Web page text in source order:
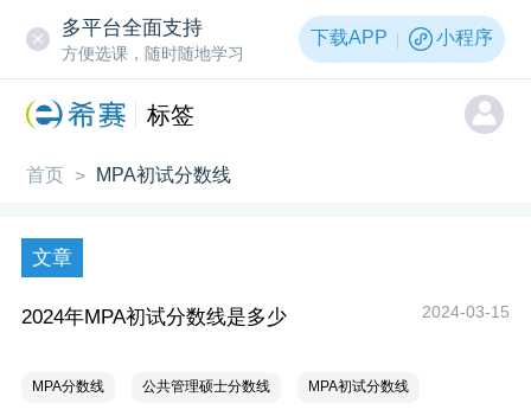
多平台全面支持
方便选课，随时随地学习
下载APP 小程序
标签
首页 > MPA初试分数线
文章
2024年MPA初试分数线是多少 2024-03-15
MPA分数线 公共管理硕士分数线 MPA初试分数线